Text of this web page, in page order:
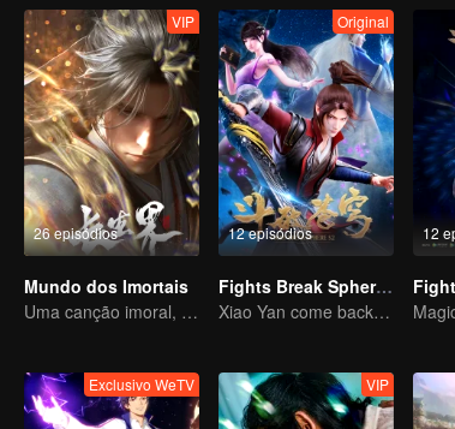
26 episódios
VIP
Mundo dos Imortais
Uma canção imoral, revelando sangue e lágrimas
12 episódios
Original
Fights Break Sphere S2
Xiao Yan come back! Everything is shifting once again ！
12
Exclusivo WeTV VIP